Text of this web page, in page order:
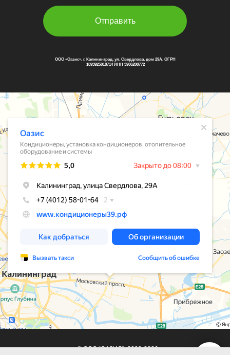
Отправить
ООО «Оазис», г. Калининград, ул. Свердлова, дом 29А. ОГРН
1093925018714 ИНН 3906208772
© ООО “ОАЗИС”, 2009-2026